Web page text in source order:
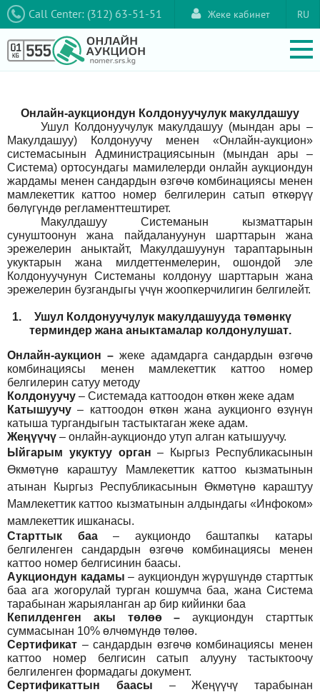
Call Center: (312) 63-51-51 RU
Жеке кабинет
Онлайн-аукциондун Колдонуучулук макулдашуу
Ушул Колдонуучулук макулдашуу (мындан ары –
Макулдашуу) Колдонуучу менен «Онлайн-аукцион»
системасынын Администрациясынын (мындан ары –
Система) ортосундагы мамилелерди онлайн аукциондун
жардамы менен сандардын өзгөчө комбинациясы менен
мамлекеттик каттоо номер белгилерин сатып өткөрүү
бөлүгүндө регламенттештирет.
Макулдашуу Системанын кызматтарын
сунуштоонун жана пайдалануунун шарттарын жана
эрежелерин аныктайт, Макулдашуунун тараптарынын
укуктарын жана милдеттенмелерин, ошондой эле
Колдонуучунун Системаны колдонуу шарттарын жана
эрежелерин бузгандыгы үчүн жоопкерчилигин белгилейт.
1.
Ушул Колдонуучулук макулдашууда төмөнкү
терминдер жана аныктамалар колдонулушат.
Онлайн-аукцион – жеке адамдарга сандардын өзгөчө
комбинациясы менен мамлекеттик каттоо номер
белгилерин сатуу методу
Колдонуучу – Системада каттоодон өткөн жеке адам
Катышуучу – каттоодон өткөн жана аукционго өзүнүн
катыша тургандыгын тастыктаган жеке адам.
Жеңүүчү – онлайн-аукциондо утуп алган катышуучу.
Ыйгарым укуктуу орган –
Кыргыз Республикасынын
Өкмөтүнө караштуу Мамлекеттик каттоо кызматынын
атынан Кыргыз Республикасынын Өкмөтүнө караштуу
Мамлекеттик каттоо кызматынын алдындагы «Инфоком»
мамлекеттик ишканасы.
Старттык баа– аукциондо баштапкы катары
белгиленген сандардын өзгөчө комбинациясы менен
каттоо номер белгисинин баасы.
Аукциондун кадамы – аукциондун жүрүшүндө старттык
баа ага жогорулай турган кошумча баа, жана Система
тарабынан жарыяланган ар бир кийинки баа
Кепилденген акы төлөө
–аукциондун старттык
суммасынан 10% өлчөмүндө төлөө.
Сертификат – сандардын өзгөчө комбинациясы менен
каттоо номер белгисин сатып алууну тастыктоочу
белгиленген формадагы документ.
Сертификаттын баасы – Жеңүүчү тарабынан